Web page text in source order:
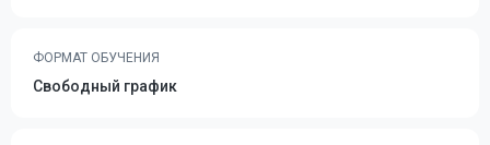
ФОРМАТ ОБУЧЕНИЯ
Свободный график